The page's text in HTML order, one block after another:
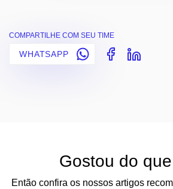
COMPARTILHE COM SEU TIME
WHATSAPP
Gostou do
Então confira os nossos artigos